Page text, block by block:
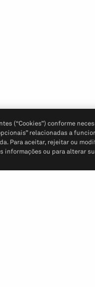
(“Cookies”) conforme
relacionadas a
Para aceitar, rejeitar ou
informações ou para alterar